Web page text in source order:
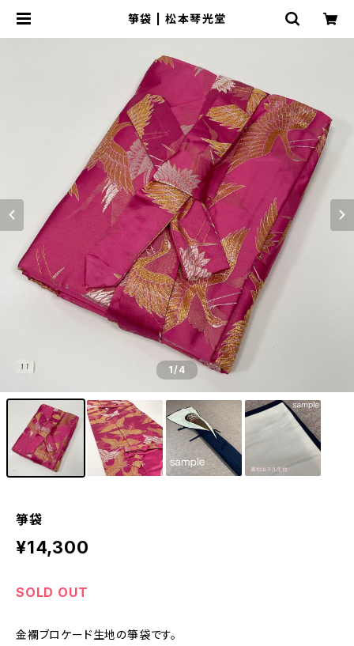
箏袋 | 松本琴光堂
1/4
箏袋
¥14,300
SOLD OUT
金襴ブロケード生地の箏袋です。